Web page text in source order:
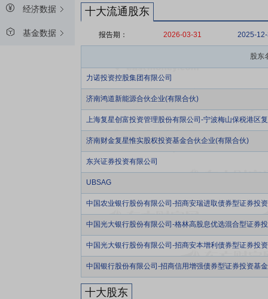
经济数据
基金数据
十大流通股东
报告期： 2026-03-31 2025-
股东
力诺投资控股集团有限公司
济南鸿道新能源合伙企业(有限合伙)
上海复星创富投资管理股份有限公司-宁波梅山保税港区
济南财金复星惟实股权投资基金合伙企业(有限合伙)
东兴证券投资有限公司
UBSAG
中国农业银行股份有限公司-招商安瑞进取债券型证券投
中国光大银行股份有限公司-格林高股息优选混合型证券
中国光大银行股份有限公司-招商安本增利债券型证券投
中国银行股份有限公司-招商信用增强债券型证券投资基金
十大股东